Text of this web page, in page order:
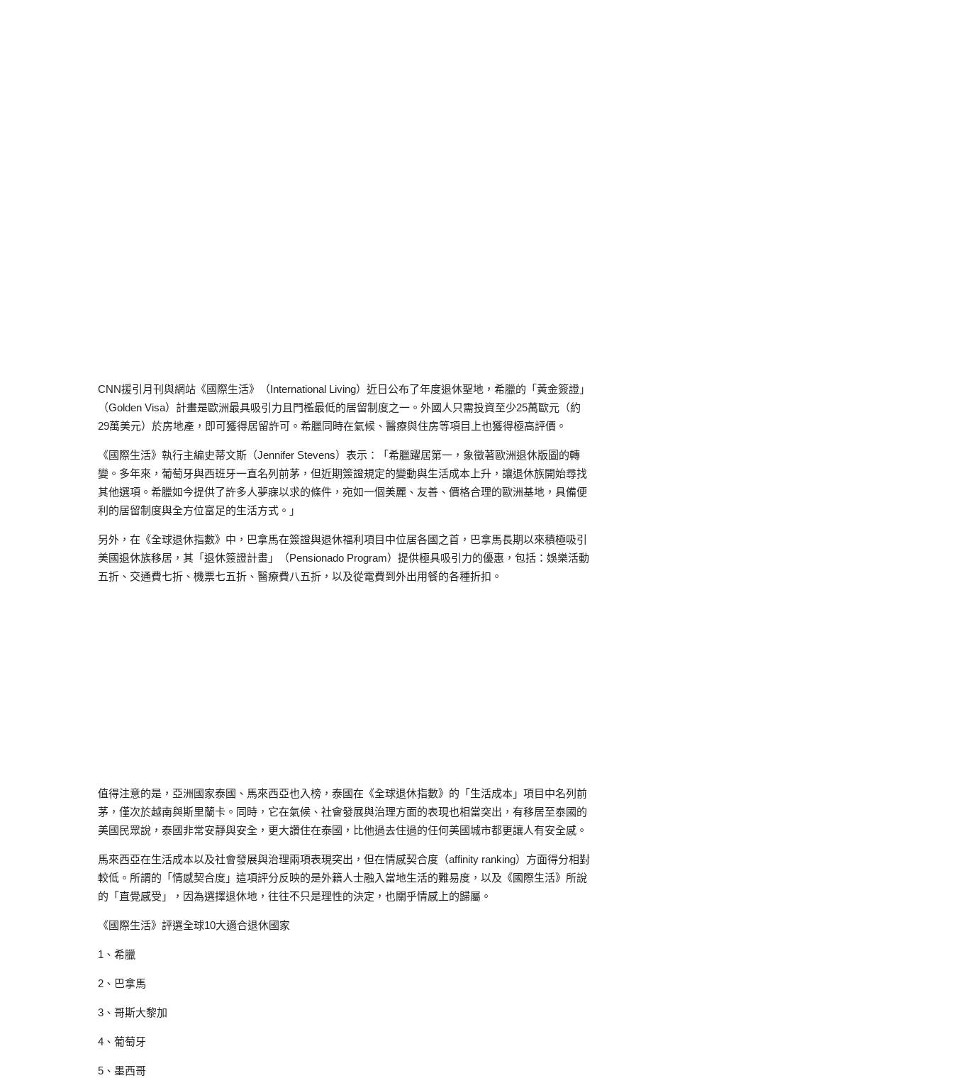
CNN援引月刊與網站《國際生活》（International Living）近日公布了年度退休聖地，希臘的「黃金簽證」
（Golden Visa）計畫是歐洲最具吸引力且門檻最低的居留制度之一。外國人只需投資至少25萬歐元（約
29萬美元）於房地產，即可獲得居留許可。希臘同時在氣候、醫療與住房等項目上也獲得極高評價。
《國際生活》執行主編史蒂文斯（Jennifer Stevens）表示：「希臘躍居第一，象徵著歐洲退休版圖的轉
變。多年來，葡萄牙與西班牙一直名列前茅，但近期簽證規定的變動與生活成本上升，讓退休族開始尋找
其他選項。希臘如今提供了許多人夢寐以求的條件，宛如一個美麗、友善、價格合理的歐洲基地，具備便
利的居留制度與全方位富足的生活方式。」
另外，在《全球退休指數》中，巴拿馬在簽證與退休福利項目中位居各國之首，巴拿馬長期以來積極吸引
美國退休族移居，其「退休簽證計畫」（Pensionado Program）提供極具吸引力的優惠，包括：娛樂活動
五折、交通費七折、機票七五折、醫療費八五折，以及從電費到外出用餐的各種折扣。
值得注意的是，亞洲國家泰國、馬來西亞也入榜，泰國在《全球退休指數》的「生活成本」項目中名列前
茅，僅次於越南與斯里蘭卡。同時，它在氣候、社會發展與治理方面的表現也相當突出，有移居至泰國的
美國民眾說，泰國非常安靜與安全，更大讚住在泰國，比他過去住過的任何美國城市都更讓人有安全感。
馬來西亞在生活成本以及社會發展與治理兩項表現突出，但在情感契合度（affinity ranking）方面得分相對
較低。所謂的「情感契合度」這項評分反映的是外籍人士融入當地生活的難易度，以及《國際生活》所說
的「直覺感受」，因為選擇退休地，往往不只是理性的決定，也關乎情感上的歸屬。
《國際生活》評選全球10大適合退休國家
1、希臘
2、巴拿馬
3、哥斯大黎加
4、葡萄牙
5、墨西哥